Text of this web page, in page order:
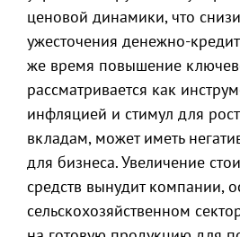
ценовой динамики, что
ужесточения денежно-
же время повышение
рассматривается как
инфляцией и стимул для
вкладам, может иметь
для бизнеса. Увеличение
средств вынудит компании,
сельскохозяйственном